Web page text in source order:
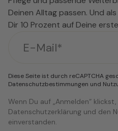
Deinen Alltag passen. Und
Dir 10 Prozent auf Deine
Diese Seite ist durch reCAPTCHA
Datenschutzbestimmungen und
Wenn Du auf „Anmelden“
Datenschutzerklärung und den
einverstanden.